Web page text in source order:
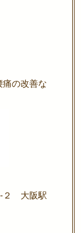
痛の改善な
-２ 大阪駅